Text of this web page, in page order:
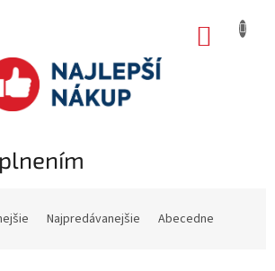
Najpredávanejšie Abecedne